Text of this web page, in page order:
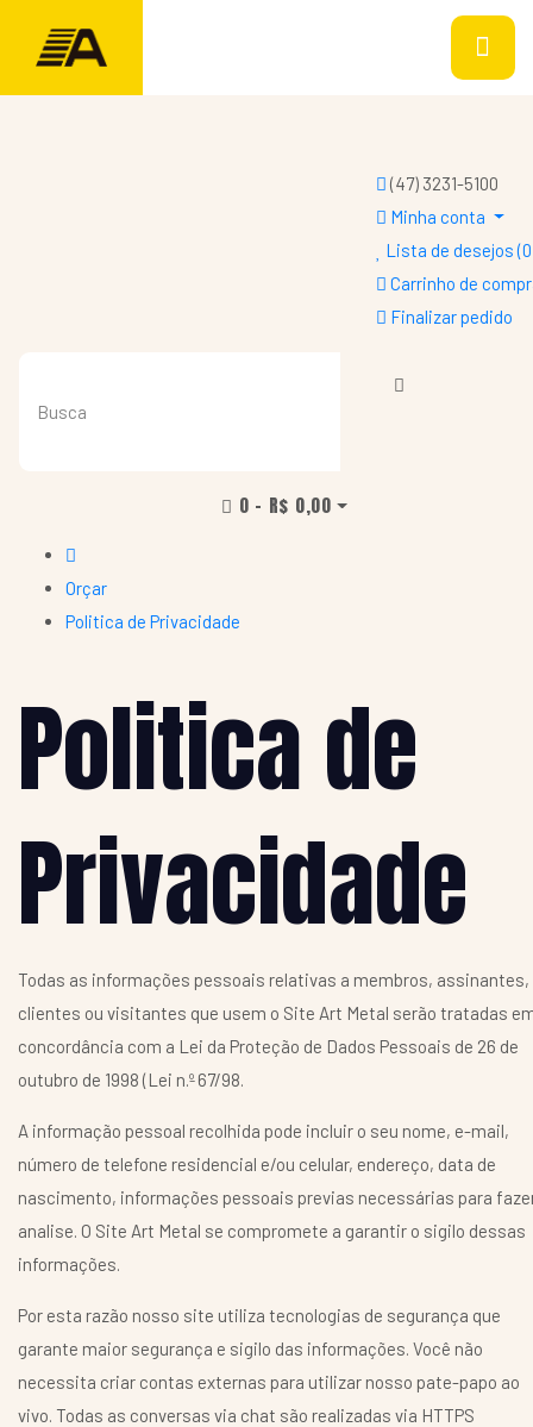
(47) 3231-5100
Minha conta
Lista de desejos
Carrinho de
Finalizar pedido
0 - R$ 0,00
Orçar
Politica de Privacidade
Politica de
Privacidade
Todas as informações pessoais relativas a membros, assinantes,
clientes ou visitantes que usem o Site Art Metal serão tratadas
concordância com a Lei da Proteção de Dados Pessoais de 26 de
outubro de 1998 (Lei n.º 67/98.
A informação pessoal recolhida pode incluir o seu nome, e-mail,
número de telefone residencial e/ou celular, endereço, data de
nascimento, informações pessoais previas necessárias para
analise. O Site Art Metal se compromete a garantir o sigilo dessas
informações.
Por esta razão nosso site utiliza tecnologias de segurança que
garante maior segurança e sigilo das informações. Você não
necessita criar contas externas para utilizar nosso pate-papo ao
vivo. Todas as conversas via chat são realizadas via HTTPS